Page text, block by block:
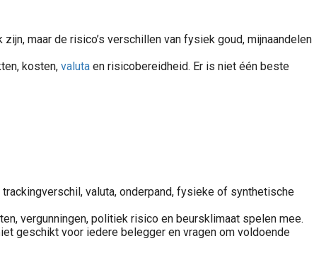
maar de risico’s verschillen van fysiek goud, mijnaandelen
kosten, valuta en risicobereidheid. Er is niet één beste
trackingverschil, valuta, onderpand, fysieke of synthetische
vergunningen, politiek risico en beursklimaat spelen mee.
geschikt voor iedere belegger en vragen om voldoende